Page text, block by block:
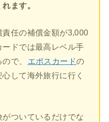
ます。
任の補償金額が3,000
ドでは最高レベル手
で、
エポスカードの
して海外旅行に行く
ついているだけでな